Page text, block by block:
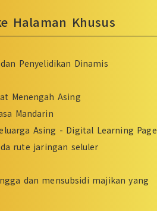
Halaman Khusus
Penyelidikan Dinamis
Menengah Asing
Mandarin
Asing - Digital Learning Page
rute jaringan seluler
dan mensubsidi majikan yang